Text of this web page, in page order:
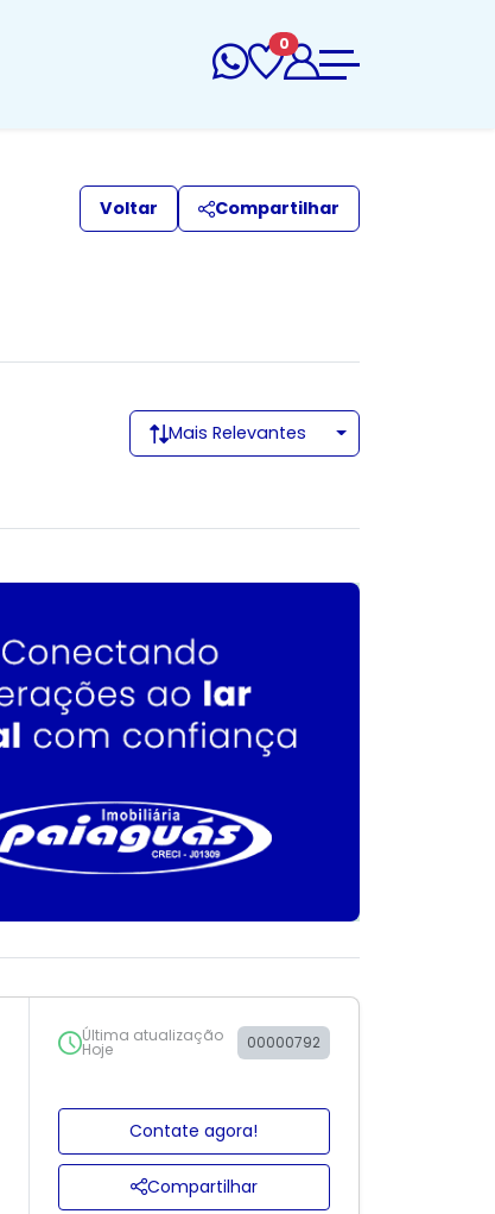
0
Voltar Compartilhar
Mais Relevantes
Última atualização
Hoje 00000792
Contate agora!
Compartilhar